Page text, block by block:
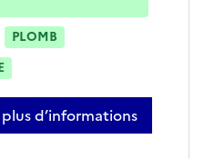
PLOMB
d’informations
bertolissi